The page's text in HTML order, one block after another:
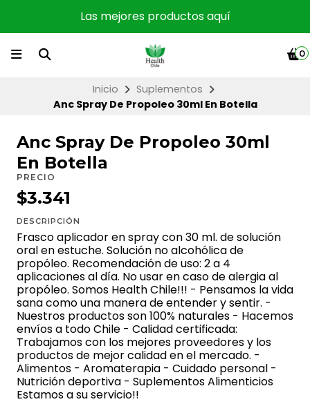
Las mejores productos aquí
0
Inicio
Suplementos
Anc Spray De Propoleo 30ml En Botella
Anc Spray De Propoleo 30ml
En Botella
PRECIO
$3.341
DESCRIPCIÓN
Frasco aplicador en spray con 30 ml. de solución
oral en estuche. Solución no alcohólica de
propóleo. Recomendación de uso: 2 a 4
aplicaciones al día. No usar en caso de alergia al
propóleo. Somos Health Chile!!! - Pensamos la vida
sana como una manera de entender y sentir. -
Nuestros productos son 100% naturales - Hacemos
envíos a todo Chile - Calidad certificada:
Trabajamos con los mejores proveedores y los
productos de mejor calidad en el mercado. -
Alimentos - Aromaterapia - Cuidado personal -
Nutrición deportiva - Suplementos Alimenticios
Estamos a su servicio!!